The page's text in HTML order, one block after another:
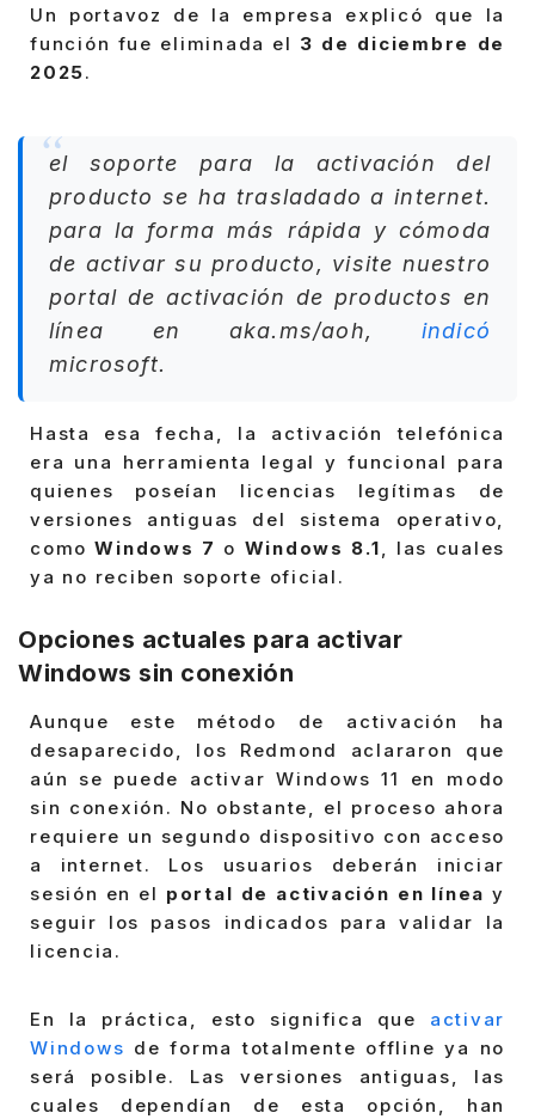
Un portavoz de la empresa explicó que la
función fue eliminada el 3 de diciembre de
2025.
el soporte para la activación del
producto se ha trasladado a internet.
para la forma más rápida y cómoda
de activar su producto, visite nuestro
portal de activación de productos en
línea en aka.ms/aoh, indicó
microsoft.
Hasta esa fecha, la activación telefónica
era una herramienta legal y funcional para
quienes poseían licencias legítimas de
versiones antiguas del sistema operativo,
comoWindows 7 o Windows 8.1, las cuales
ya no reciben soporte oficial.
Opciones actuales para activar
Windows sin conexión
Aunque este método de activación ha
desaparecido, los Redmond aclararon que
aún se puede activar Windows 11 en modo
sin conexión. No obstante, el proceso ahora
requiere un segundo dispositivo con acceso
a internet. Los usuarios deberán iniciar
sesión en el portal de activación en líneay
seguir los pasos indicados para validar la
licencia.
En la práctica, esto significa que activar
Windows de forma totalmente offline ya no
será posible. Las versiones antiguas, las
cuales dependían de esta opción, han